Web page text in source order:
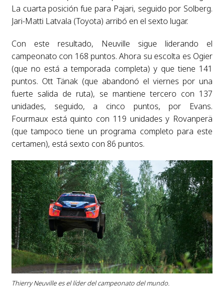
La cuarta posición fue para Pajari, seguido por Solberg.
Jari-Matti Latvala (Toyota) arribó en el sexto lugar.
Con este resultado, Neuville sigue liderando el
campeonato con 168 puntos. Ahora su escolta es Ogier
(que no está a temporada completa) y que tiene 141
puntos. Ott Tänak (que abandonó el viernes por una
fuerte salida de ruta), se mantiene tercero con 137
unidades, seguido, a cinco puntos, por Evans.
Fourmaux está quinto con 119 unidades y Rovanperä
(que tampoco tiene un programa completo para este
certamen), está sexto con 86 puntos.
Thierry Neuville es el líder del campeonato del mundo.